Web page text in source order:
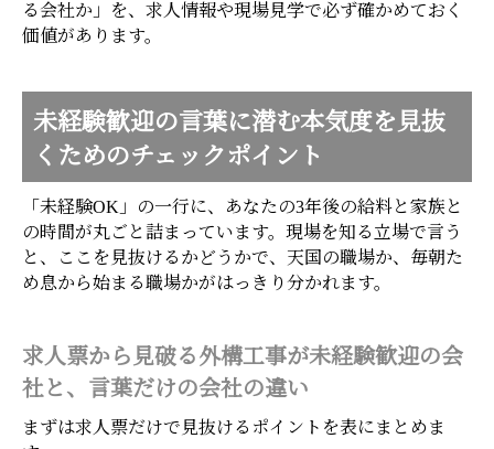
る会社か」を、求人情報や現場見学で必ず確かめておく
価値があります。
未経験歓迎の言葉に潜む本気度を見抜
くためのチェックポイント
「未経験OK」の一行に、あなたの3年後の給料と家族と
の時間が丸ごと詰まっています。現場を知る立場で言う
と、ここを見抜けるかどうかで、天国の職場か、毎朝た
め息から始まる職場かがはっきり分かれます。
求人票から見破る外構工事が未経験歓迎の会
社と、言葉だけの会社の違い
まずは求人票だけで見抜けるポイントを表にまとめま